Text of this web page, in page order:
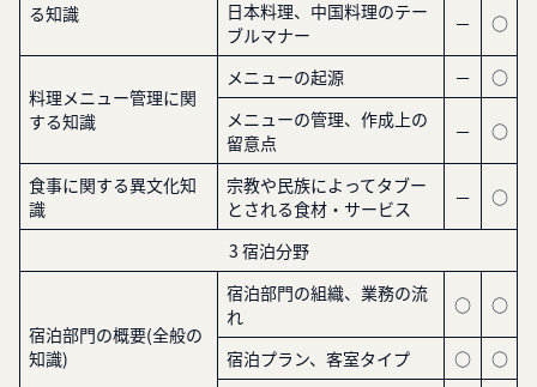
る知識
日本料理、中国料理のテー
ブルマナー
－ ○
料理メニュー管理に関
する知識
メニューの起源 －
○
メニューの管理、作成上の
留意点
－ ○
食事に関する異文化知
識
宗教や民族によってタブー
とされる食材・サービス
－ ○
3 宿泊分野
宿泊部門の概要(全般の
知識)
宿泊部門の組織、業務の流
れ
○ ○
宿泊プラン、客室タイプ ○
○